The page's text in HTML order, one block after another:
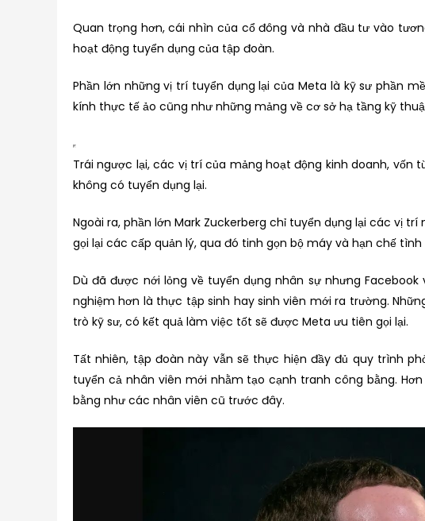
Quan trọng hơn, cái nhìn của cổ đông và nhà đầu tư vào
hoạt động tuyển dụng của tập đoàn.
Phần lớn những vị trí tuyển dụng lại của Meta là kỹ sư phần
kính thực tế ảo cũng như những mảng về cơ sở hạ tầng kỹ
Trái ngược lại, các vị trí của mảng hoạt động kinh doanh, vốn
không có tuyển dụng lại.
Ngoài ra, phần lớn Mark Zuckerberg chỉ tuyển dụng lại các vị
gọi lại các cấp quản lý, qua đó tinh gọn bộ máy và hạn chế
Dù đã được nới lỏng về tuyển dụng nhân sự nhưng
nghiệm hơn là thực tập sinh hay sinh viên mới ra trường.
trò kỹ sư, có kết quả làm việc tốt sẽ được Meta ưu tiên gọi lại.
Tất nhiên, tập đoàn này vẫn sẽ thực hiện đầy đủ quy trình
tuyển cả nhân viên mới nhằm tạo cạnh tranh công bằng.
bằng như các nhân viên cũ trước đây.